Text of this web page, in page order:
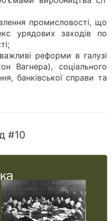
промисловості, що
урядових заходів по
реформи в галузі
Вагнера), соціального
банківської справи та
#10